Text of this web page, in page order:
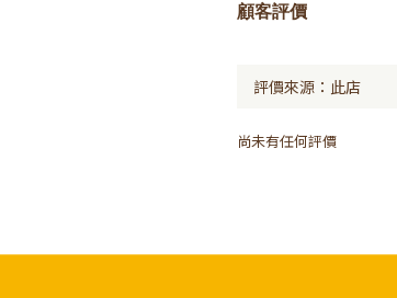
顧客評價
尚未有任何評價